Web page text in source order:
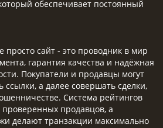
обеспечивает постоянный
сайт - это проводник в мир
гарантия качества и надёжная
Покупатели и продавцы могут
ссылки, а далее совершать сделки,
Система рейтингов
проверенных продавцов, а
делают транзакции максимально